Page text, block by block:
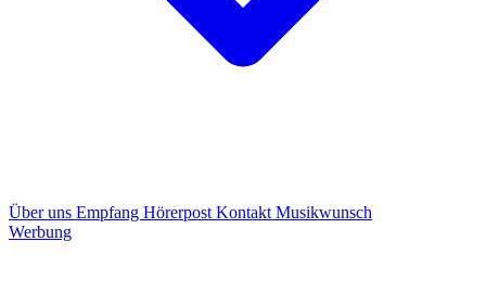
Über uns Empfang Hörerpost Kontakt Musikwunsch
Werbung